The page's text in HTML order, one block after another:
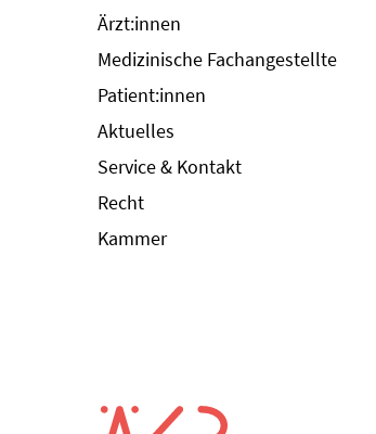
Ärzt:innen
Medizinische Fachangestellte
Patient:innen
Aktuelles
Service & Kontakt
Recht
Kammer